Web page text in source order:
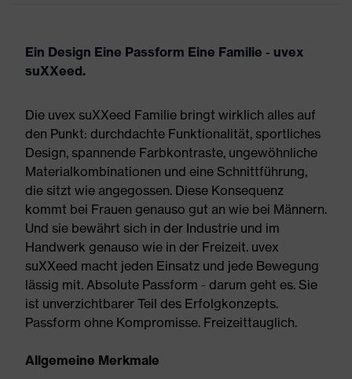
Ein Design Eine Passform Eine Familie - uvex
suXXeed.
Die uvex suXXeed Familie bringt wirklich alles auf
den Punkt: durchdachte Funktionalität, sportliches
Design, spannende Farbkontraste, ungewöhnliche
Materialkombinationen und eine Schnittführung,
die sitzt wie angegossen. Diese Konsequenz
kommt bei Frauen genauso gut an wie bei Männern.
Und sie bewährt sich in der Industrie und im
Handwerk genauso wie in der Freizeit. uvex
suXXeed macht jeden Einsatz und jede Bewegung
lässig mit. Absolute Passform - darum geht es. Sie
ist unverzichtbarer Teil des Erfolgkonzepts.
Passform ohne Kompromisse. Freizeittauglich.
Allgemeine Merkmale